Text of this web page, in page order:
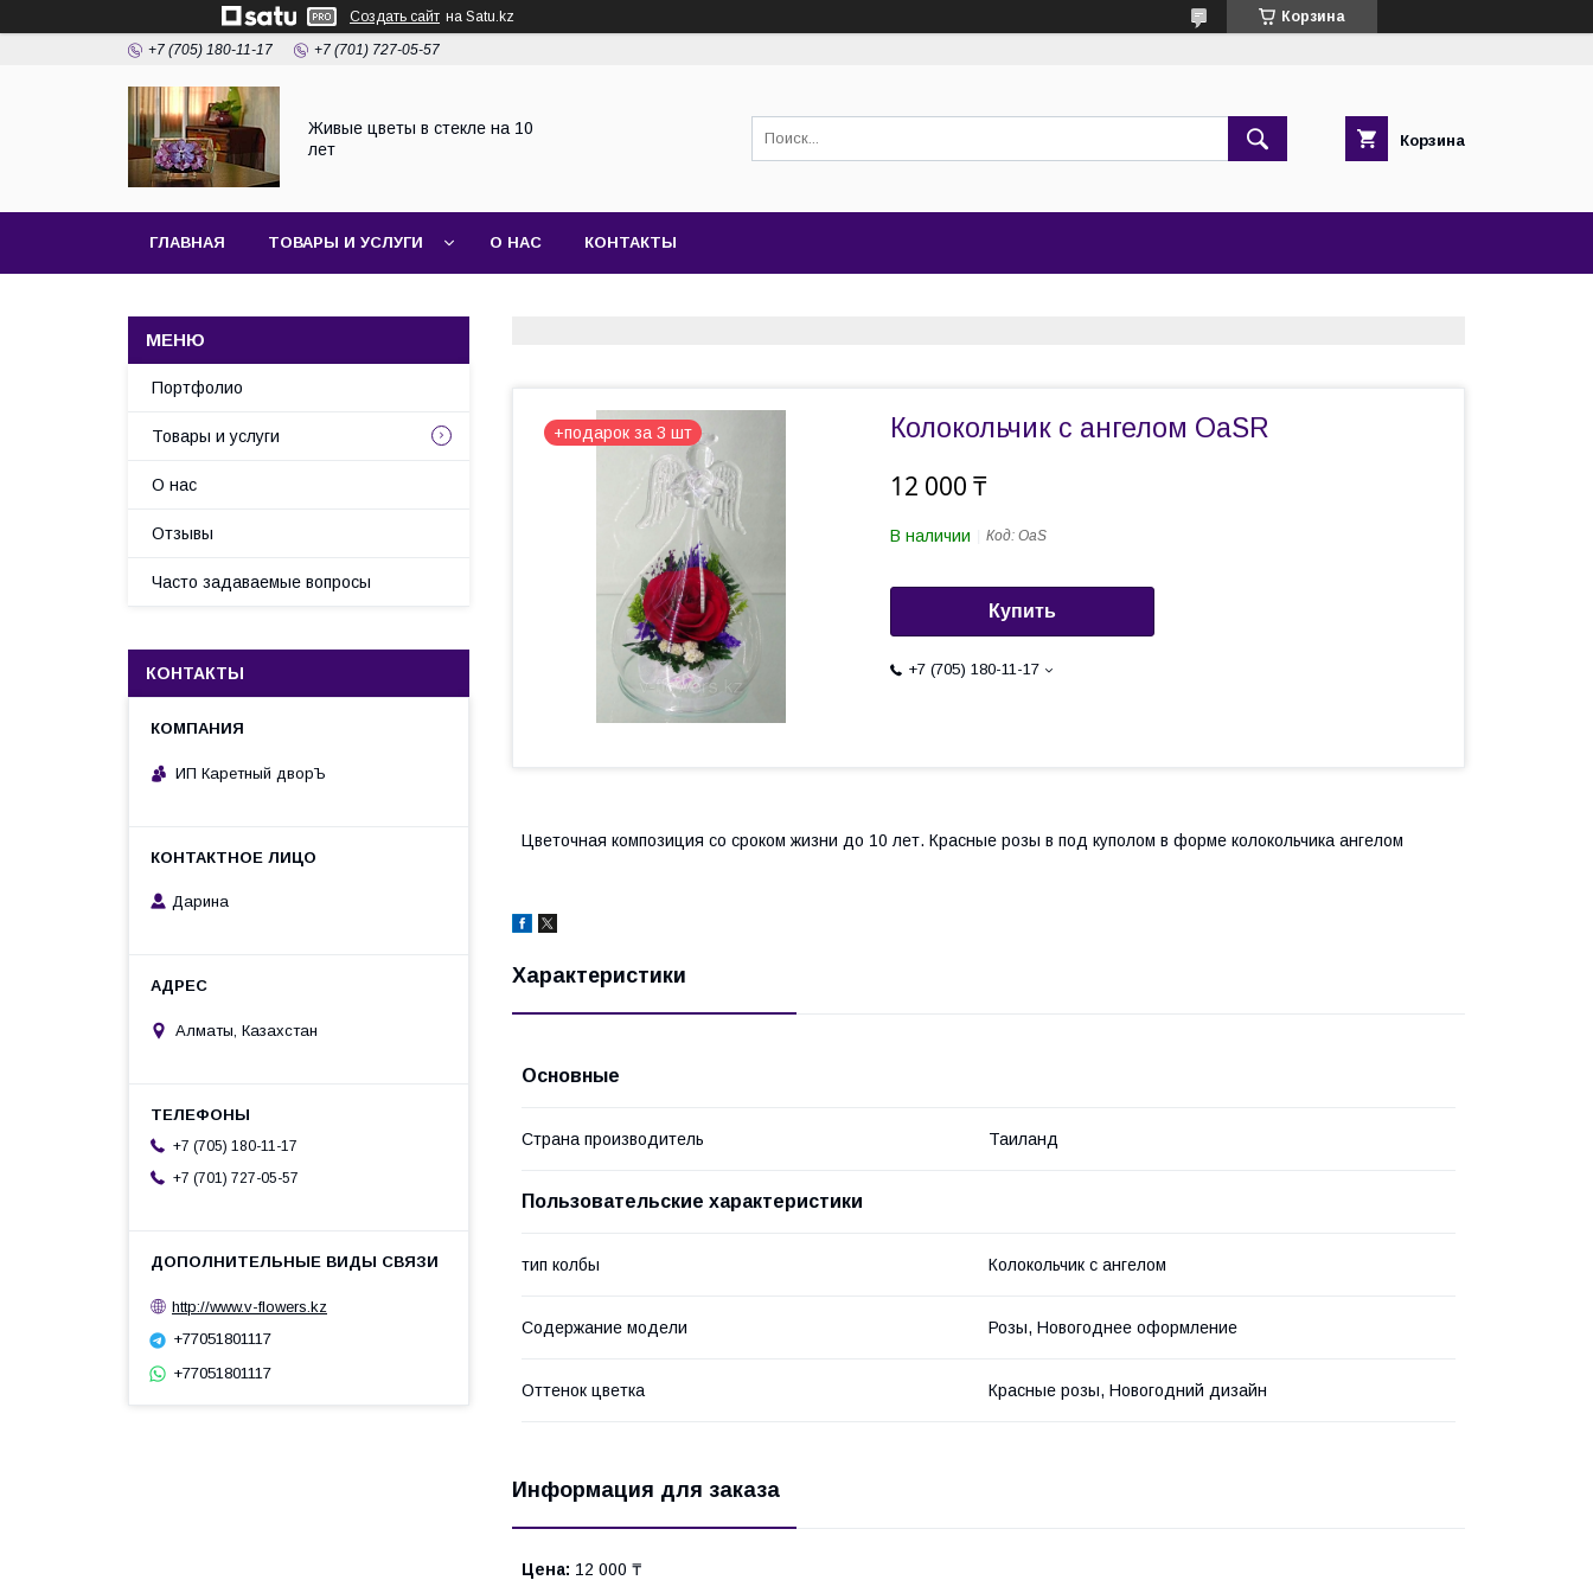
Создать сайт на Satu.kz Корзина
+7 (705) 180-11-17 +7 (701) 727-05-57
Живые цветы в стекле на 10
лет
Корзина
ГЛАВНАЯ ТОВАРЫ И УСЛУГИ О НАС КОНТАКТЫ
+подарок за 3 шт Колокольчик с ангелом OaSR
12 000 ₸
В наличии Код: OaS
Купить
+7 (705) 180-11-17
Цветочная композиция со сроком жизни до 10 лет. Красные розы в под куполом в форме колокольчика ангелом
Характеристики
Основные
Страна производитель Таиланд
Пользовательские характеристики
тип колбы Колокольчик с ангелом
Содержание модели Розы, Новогоднее оформление
Оттенок цветка Красные розы, Новогодний дизайн
Информация для заказа
Цена: 12 000 ₸
Портфолио
Товары и услуги
О нас
Отзывы
Часто задаваемые вопросы
КОНТАКТЫ
ИП Каретный дворЪ
Дарина
Алматы, Казахстан
+7 (705) 180-11-17
+7 (701) 727-05-57
http://www.v-flowers.kz
+77051801117
+77051801117